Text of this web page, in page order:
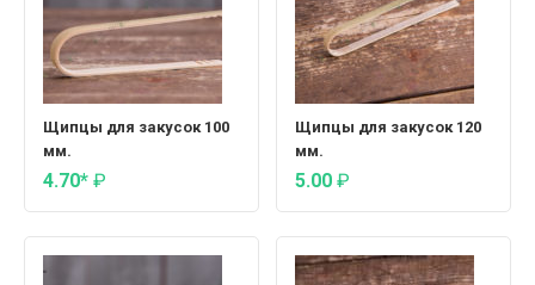
Щипцы для закусок 100
мм.
4.70* ₽
Щипцы для закусок 120
мм.
5.00 ₽